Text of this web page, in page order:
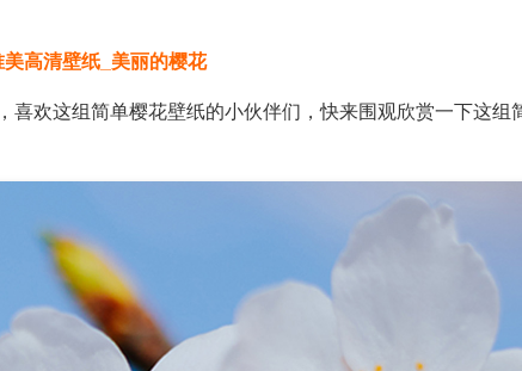
高清壁纸_美丽的樱花
欢这组简单樱花壁纸的小伙伴们，快来围观欣赏一下这组